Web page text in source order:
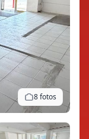
8 fotos